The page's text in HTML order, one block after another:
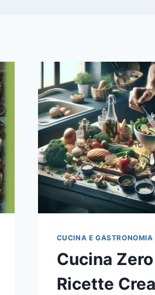
CUCINA E GASTRONOMIA
Cucina
Ricette